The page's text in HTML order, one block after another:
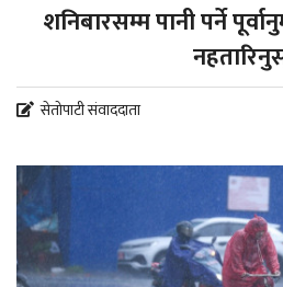
शनिबारसम्म पानी पर्ने
सेतोपाटी संवाददाता